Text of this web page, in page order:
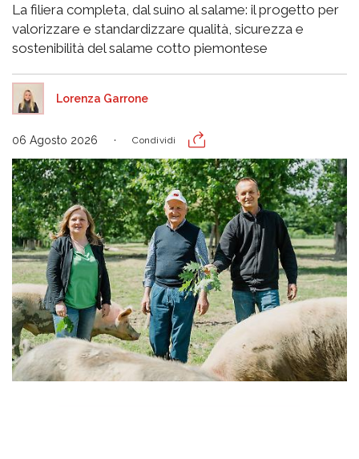
La filiera completa, dal suino al salame: il progetto per
valorizzare e standardizzare qualità, sicurezza e
sostenibilità del salame cotto piemontese
Lorenza Garrone
06 Agosto 2026 Condividi